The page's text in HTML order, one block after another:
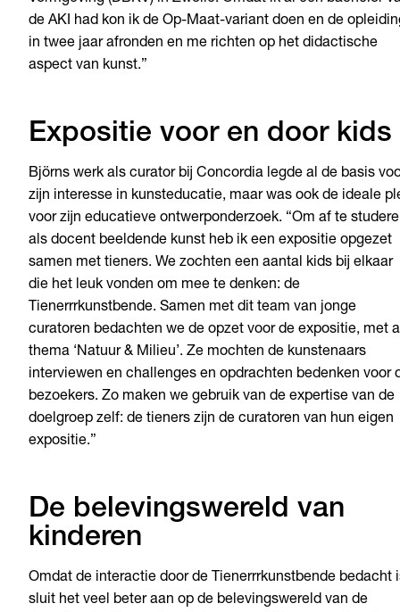
de AKI had kon ik de Op-Maat-variant doen en de
in twee jaar afronden en me richten op het didactische
aspect van kunst.”
Expositie voor en door kids
Björns werk als curator bij Concordia legde al de basis
zijn interesse in kunsteducatie, maar was ook de ideale
voor zijn educatieve ontwerponderzoek. “Om af te
als docent beeldende kunst heb ik een expositie opgezet
samen met tieners. We zochten een aantal kids bij elkaar
die het leuk vonden om mee te denken: de
Tienerrrkunstbende. Samen met dit team van jonge
curatoren bedachten we de opzet voor de expositie, met
thema ‘Natuur & Milieu’. Ze mochten de kunstenaars
interviewen en challenges en opdrachten bedenken voor
bezoekers. Zo maken we gebruik van de expertise van de
doelgroep zelf: de tieners zijn de curatoren van hun eigen
expositie.”
De belevingswereld van
kinderen
Omdat de interactie door de Tienerrrkunstbende bedacht
sluit het veel beter aan op de belevingswereld van de